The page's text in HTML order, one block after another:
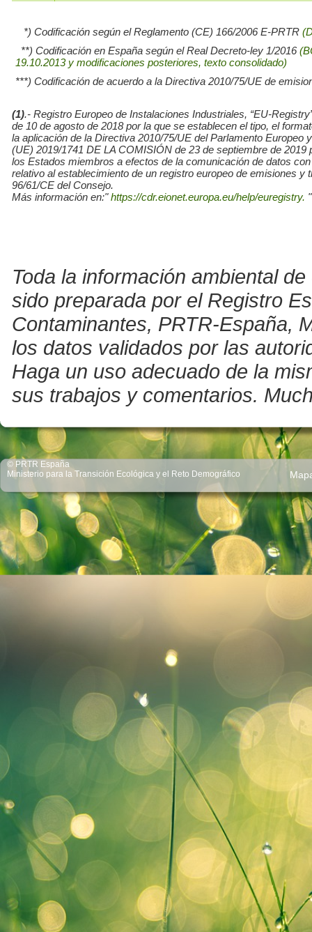
*) Codificación según el Reglamento (CE) 166/2006 E-PRTR
**) Codificación en España según el Real Decreto-ley 1/2016
19.10.2013 y modificaciones posteriores, texto consolidado)
***) Codificación de acuerdo a la Directiva 2010/75/UE de
(1).- Registro Europeo de Instalaciones Industriales, “EU-
de 10 de agosto de 2018 por la que se establecen el tipo, el
la aplicación de la Directiva 2010/75/UE del Parlamento
(UE) 2019/1741 DE LA COMISIÓN de 23 de septiembre de
los Estados miembros a efectos de la comunicación de datos
relativo al establecimiento de un registro europeo de emisiones
96/61/CE del Consejo.
Más información en:"https://cdr.eionet.europa.eu/help/euregistry. "
Toda la información ambiental
sido preparada por el Registro
Contaminantes, PRTR-España,
los datos validados por las
Haga un uso adecuado de la
sus trabajos y comentarios.
© PRTR España
Ministerio para la Transición Ecológica y el Reto Demográfico